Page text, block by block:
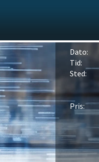
Dato:
Tid:
Sted:
Pris: